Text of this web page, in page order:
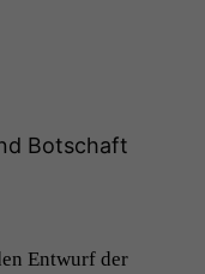
Botschaft
Entwurf der
nicht